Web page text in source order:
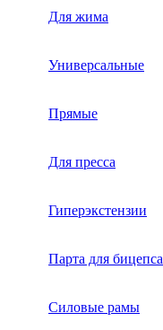
Для жима
Универсальные
Прямые
Для пресса
Гиперэкстензии
Парта для бицепса
Силовые рамы